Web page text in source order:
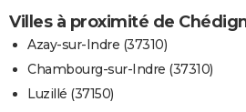
Villes à proximité de
Azay-sur-Indre (37310)
Chambourg-sur-Indre (37310)
Luzillé (37150)